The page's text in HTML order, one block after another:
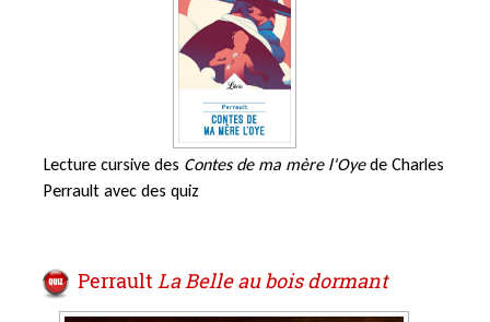
Lecture cursive des Contes de ma mère l'Oyede Charles
Perrault avec des quiz
Perrault La Belle au bois dormant